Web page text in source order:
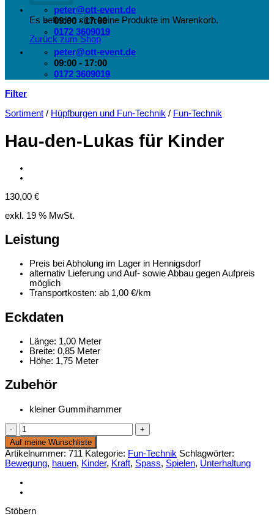
Es befinden sich keine Produkte im Warenkorb.
Zurück zum Shop
peter@ott-event.de
09:00 - 17:00
0172 3609019
peter@ott-event.de
09:00 - 17:00
0172 3609019
Filter
Sortiment / Hüpfburgen und Fun-Technik / Fun-Technik
Hau-den-Lukas für Kinder
130,00 €
exkl. 19 % MwSt.
Leistung
Preis bei Abholung im Lager in Hennigsdorf
alternativ Lieferung und Auf- sowie Abbau gegen Aufpreis
möglich
Transportkosten: ab 1,00 €/km
Eckdaten
Länge: 1,00 Meter
Breite: 0,85 Meter
Höhe: 1,75 Meter
Zubehör
kleiner Gummihammer
Hau-
den-
Lukas
für
Kinder
Auf meine Wunschliste
Artikelnummer: 711 Kategorie: Fun-Technik Schlagwörter:
Bewegung, hauen, Kinder, Kraft, Spass, Spielen, Unterhaltung
Stöbern